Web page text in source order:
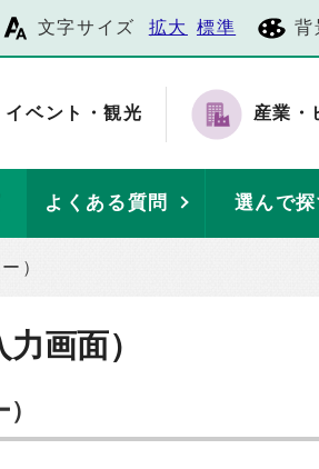
文字サイズ 拡大 標準 背
イベント・観光 産業・
よくある質問 選んで
）
画面）